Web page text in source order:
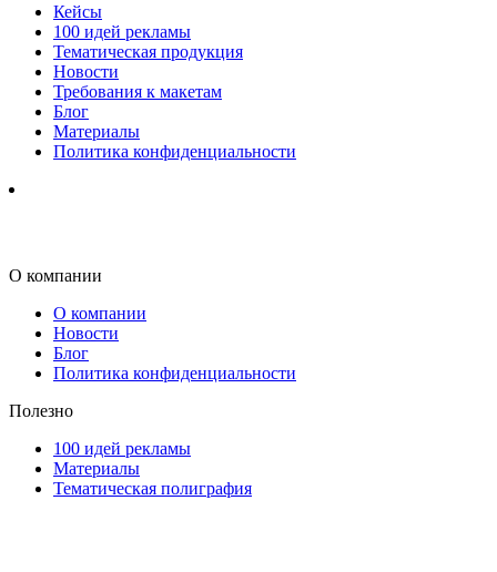
Кейсы
100 идей рекламы
Тематическая продукция
Новости
Требования к макетам
Блог
Материалы
Политика конфиденциальности
О компании
О компании
Новости
Блог
Политика конфиденциальности
Полезно
100 идей рекламы
Материалы
Тематическая полиграфия